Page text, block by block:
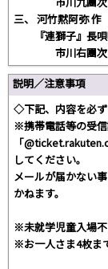
三、 河竹黙阿弥 作
『連獅子』長唄
市川右團次
説明／注意事項
◇下記、内容を必ず
※携帯電話等の受
「
してください。
メールが届かない
かねます。
※未就学児童入場
※お一人さま4枚ま